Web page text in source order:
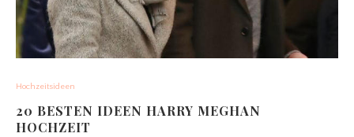
Hochzeitsideen
20 BESTEN IDEEN HARRY MEGHAN
HOCHZEIT